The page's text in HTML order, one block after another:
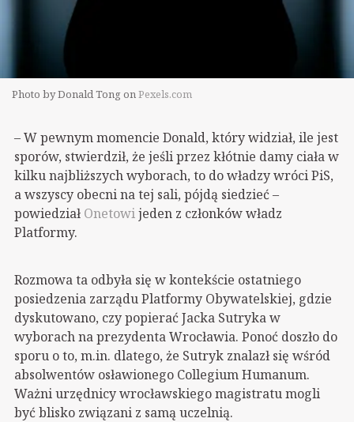
Photo by Donald Tong onPexels.com
– W pewnym momencie Donald, który widział, ile jest
sporów, stwierdził, że jeśli przez kłótnie damy ciała w
kilku najbliższych wyborach, to do władzy wróci PiS,
a wszyscy obecni na tej sali, pójdą siedzieć –
powiedział Onetowi jeden z członków władz
Platformy.
Rozmowa ta odbyła się w kontekście ostatniego
posiedzenia zarządu Platformy Obywatelskiej, gdzie
dyskutowano, czy popierać Jacka Sutryka w
wyborach na prezydenta Wrocławia. Ponoć doszło do
sporu o to, m.in. dlatego, że Sutryk znalazł się wśród
absolwentów osławionego Collegium Humanum.
Ważni urzędnicy wrocławskiego magistratu mogli
być blisko związani z samą uczelnią.